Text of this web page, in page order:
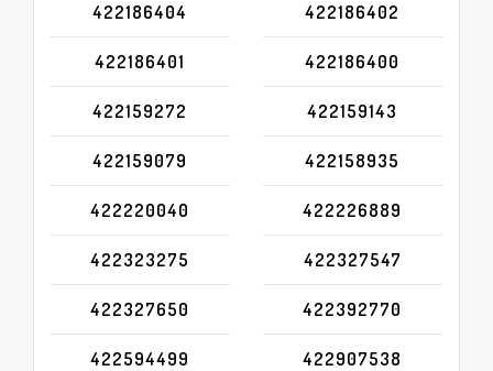
422186404 422186402
422186401 422186400
422159272 422159143
422159079 422158935
422220040 422226889
422323275 422327547
422327650 422392770
422594499 422907538